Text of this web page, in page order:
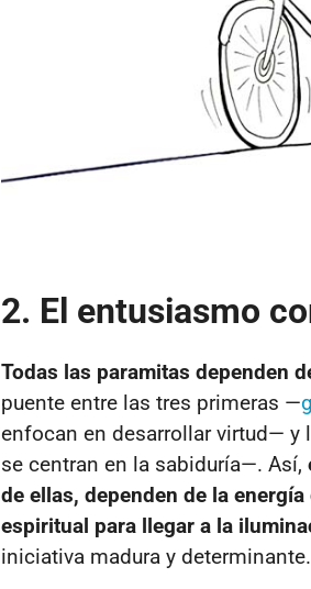
2. El entusiasmo
Todas las paramitas dependen
puente entre las tres primeras —
enfocan en desarrollar virtud— y
se centran en la sabiduría—. Así,
de ellas, dependen de la
espiritual para llegar a la
iniciativa madura y determinante.